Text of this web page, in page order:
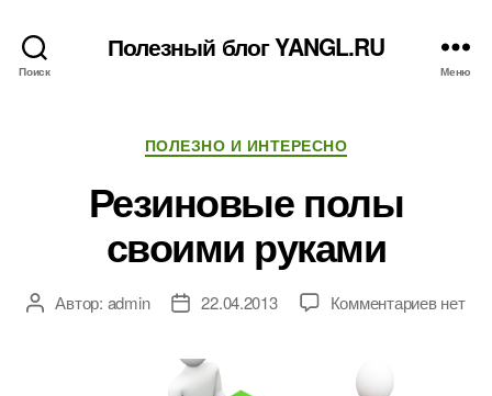
Поиск
Полезный блог YANGL.RU
Меню
Рубрики
ПОЛЕЗНО И ИНТЕРЕСНО
Резиновые полы
своими руками
АвторАвтор: admin
Дата22.04.2013 Комментариевк
нет